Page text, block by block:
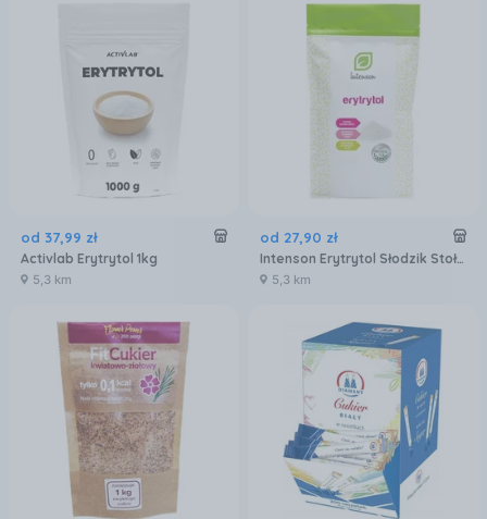
od 37,99 zł
Activlab Erytrytol 1kg
5,3 km
od 27,90 zł
Intenson Erytrytol Słodzik Stołowy 1Kg
5,3 km